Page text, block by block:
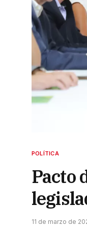
POLÍTICA
Pacto
11 de marzo de